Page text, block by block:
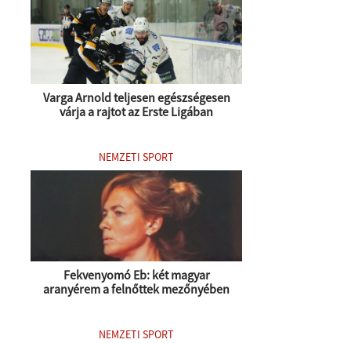
Varga Arnold teljesen egészségesen
várja a rajtot az Erste Ligában
NEMZETI SPORT
Fekvenyomó Eb: két magyar
aranyérem a felnőttek mezőnyében
NEMZETI SPORT